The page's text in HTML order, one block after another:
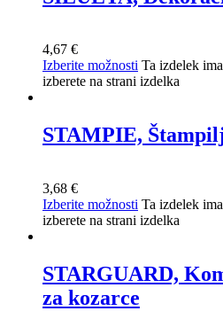
4,67 €
Izberite možnosti Ta izdelek
izberete na strani izdelka
STAMPIE,
3,68 €
Izberite možnosti Ta izdelek
izberete na strani izdelka
STARGUARD,
za kozarce